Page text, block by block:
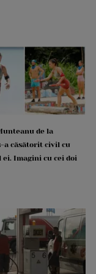
de la
a căsătorit civil cu
ei. Imagini cu cei doi